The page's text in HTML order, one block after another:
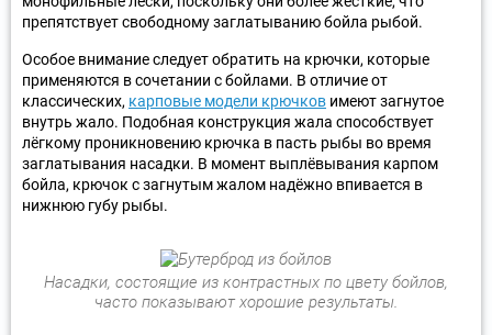
препятствует свободному заглатыванию бойла рыбой.
Особое внимание следует обратить на крючки, которые
применяются в сочетании с бойлами. В отличие от
классических, карповые модели крючков имеют загнутое
внутрь жало. Подобная конструкция жала способствует
лёгкому проникновению крючка в пасть рыбы во время
заглатывания насадки. В момент выплёвывания карпом
бойла, крючок с загнутым жалом надёжно впивается в
нижнюю губу рыбы.
Насадки, состоящие из контрастных по цвету бойлов,
часто показывают хорошие результаты.